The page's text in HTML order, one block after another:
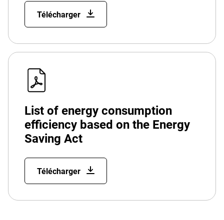
Télécharger
List of energy consumption
efficiency based on the Energy
Saving Act
Télécharger